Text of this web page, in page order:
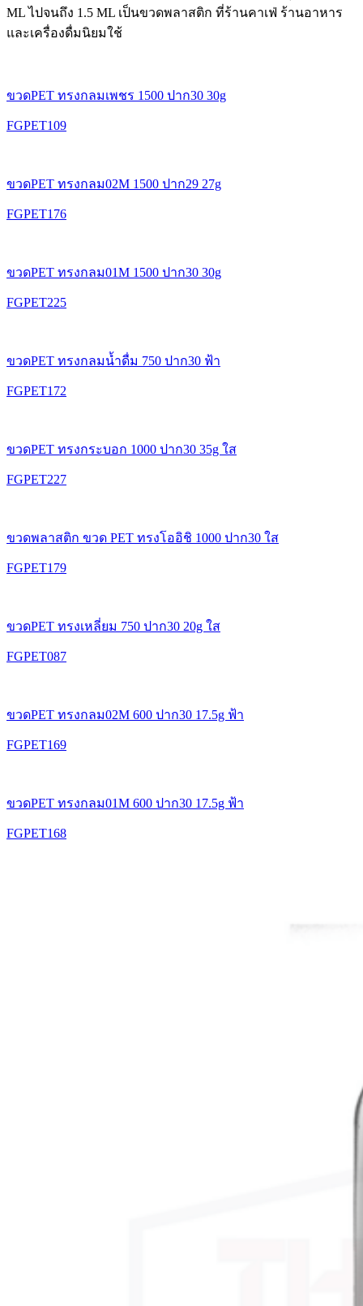
ML ไปจนถึง 1.5 ML เป็นขวดพลาสติก ที่ร้านคาเฟ่ ร้านอาหาร
และเครื่องดื่มนิยมใช้
ขวดPET ทรงกลมเพชร 1500 ปาก30 30g
FGPET109
ขวดPET ทรงกลม02M 1500 ปาก29 27g
FGPET176
ขวดPET ทรงกลม01M 1500 ปาก30 30g
FGPET225
ขวดPET ทรงกลมน้ำดื่ม 750 ปาก30 ฟ้า
FGPET172
ขวดPET ทรงกระบอก 1000 ปาก30 35g ใส
FGPET227
ขวดพลาสติก ขวด PET ทรงโออิชิ 1000 ปาก30 ใส
FGPET179
ขวดPET ทรงเหลี่ยม 750 ปาก30 20g ใส
FGPET087
ขวดPET ทรงกลม02M 600 ปาก30 17.5g ฟ้า
FGPET169
ขวดPET ทรงกลม01M 600 ปาก30 17.5g ฟ้า
FGPET168